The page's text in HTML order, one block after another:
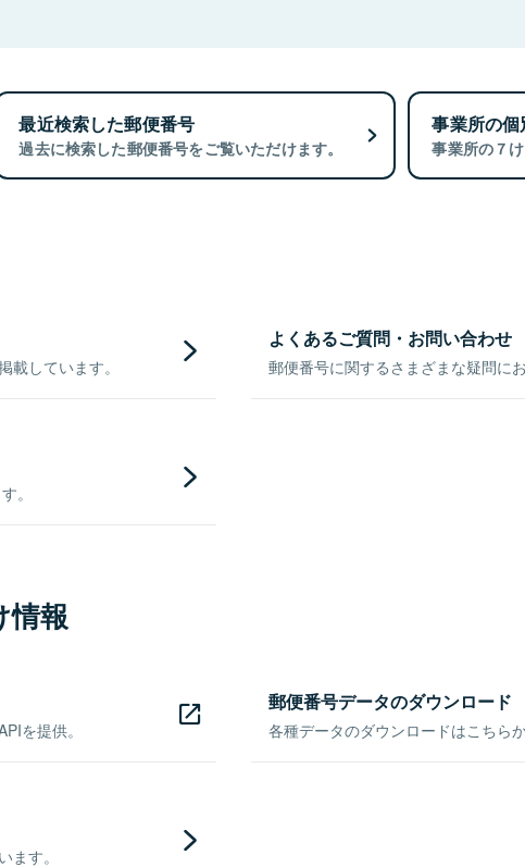
最近検索した郵便番号
過去に検索した郵便番号をご覧いただけます。
事業所の
事業所の７
しています。
よくあるご質問・お問い合わせ
郵便番号に関するさまざまな疑問に
。
情報
を提供。
郵便番号データのダウンロード
各種データのダウンロードはこちら
す。